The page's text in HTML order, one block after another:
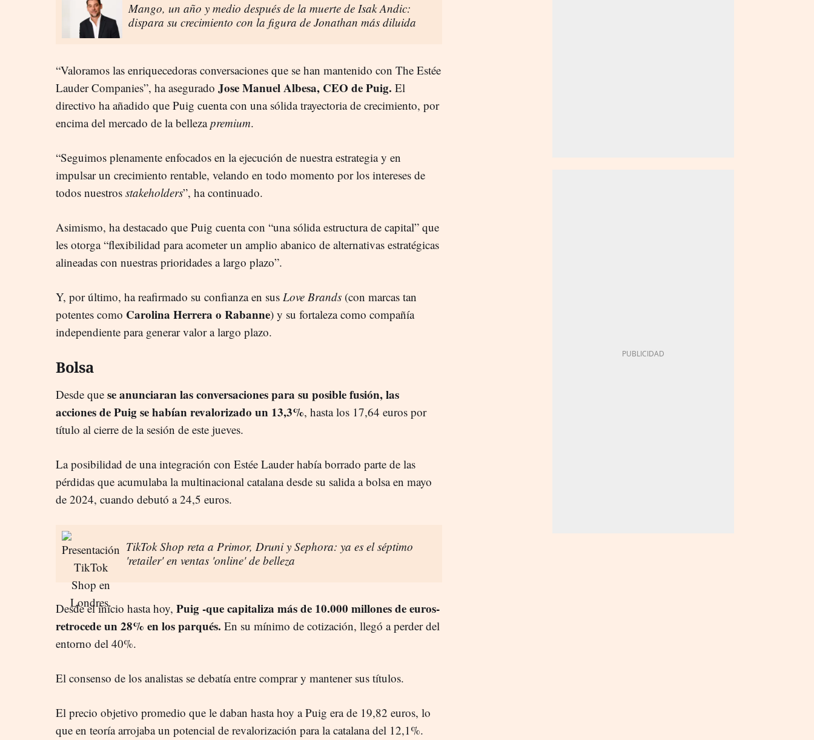
Mango, un año y medio después de la muerte de Isak Andic:
dispara su crecimiento con la figura de Jonathan más diluida
“Valoramos las enriquecedoras conversaciones que se han mantenido con The Estée
Lauder Companies”, ha asegurado Jose Manuel Albesa, CEO de Puig. El
directivo ha añadido que Puig cuenta con una sólida trayectoria de crecimiento, por
encima del mercado de la bellezapremium.
“Seguimos plenamente enfocados en la ejecución de nuestra estrategia y en
impulsar un crecimiento rentable, velando en todo momento por los intereses de
todos nuestros stakeholders”, ha continuado.
Asimismo, ha destacado que Puig cuenta con “una sólida estructura de capital” que
les otorga “flexibilidad para acometer un amplio abanico de alternativas estratégicas
alineadas con nuestras prioridades a largo plazo”.
Y, por último, ha reafirmado su confianza en sus Love Brands (con marcas tan
potentes como Carolina Herrera o Rabanne) y su fortaleza como compañía
independiente para generar valor a largo plazo.
Bolsa
Desde que se anunciaran las conversaciones para su posible fusión, las
acciones de Puig se habían revalorizado un 13,3%, hasta los 17,64 euros por
título al cierre de la sesión de este jueves.
La posibilidad de una integración con Estée Lauder había borrado parte de las
pérdidas que acumulaba la multinacional catalana desde su salida a bolsa en mayo
de 2024, cuando debutó a 24,5 euros.
TikTok Shop reta a Primor, Druni y Sephora: ya es el séptimo
'retailer' en ventas 'online' de belleza
Desde el inicio hasta hoy, Puig -que capitaliza más de 10.000 millones de euros-
retrocede un 28% en los parqués. En su mínimo de cotización, llegó a perder del
entorno del 40%.
El consenso de los analistas se debatía entre comprar y mantener sus títulos.
El precio objetivo promedio que le daban hasta hoy a Puig era de 19,82 euros, lo
que en teoría arrojaba un potencial de revalorización para la catalana del 12,1%.